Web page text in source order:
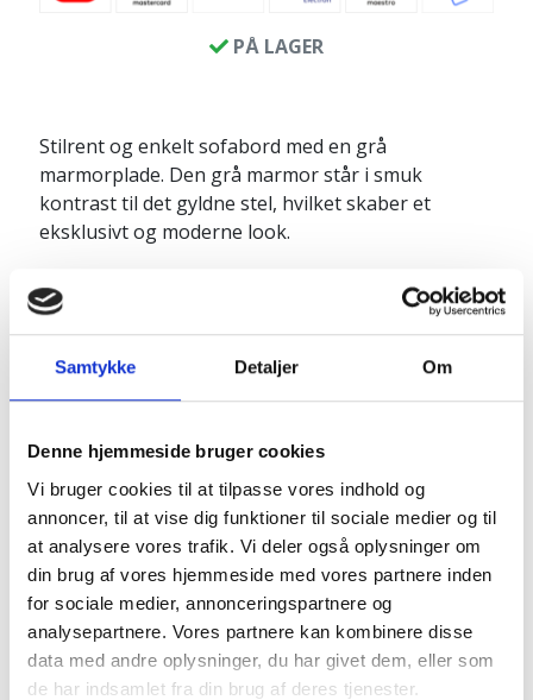
Samtykke Detaljer Om
Denne hjemmeside bruger cookies
Vi bruger cookies til at tilpasse vores indhold og
annoncer, til at vise dig funktioner til sociale medier og til
at analysere vores trafik. Vi deler også oplysninger om
din brug af vores hjemmeside med vores partnere inden
for sociale medier, annonceringspartnere og
analysepartnere. Vores partnere kan kombinere disse
data med andre oplysninger, du har givet dem, eller som
de har indsamlet fra din brug af deres tjenester.
PÅ LAGER
Stilrent og enkelt sofabord med en grå
marmorplade. Den grå marmor står i smuk
kontrast til det gyldne stel, hvilket skaber et
eksklusivt og moderne look.
tilføre elegance. Det kan også placeres i et
hyggeligt hjørne på terrassen, hvor det vil skabe
en sofistikeret og moderne atmosfære. Stil bordet
sammen med den højde model og benyt
Produktinfo:
Højde: ca. 45 cm
Diameter: ca. 37 cm
Marmorplade tykkelse: ca. 1,5 cm
Pakkes og sendes på emballagetype:
Engangspalle